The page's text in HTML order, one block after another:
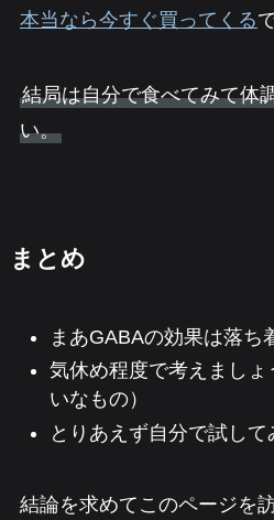
本当なら今すぐ買ってくる
結局は自分で食べてみて体
い。
まとめ
まあGABAの効果は落ち
気休め程度で考えまし
いなもの）
とりあえず自分で試し
結論を求めてこのページを